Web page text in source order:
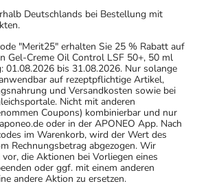
Deutschlands bei Bestellung mit
"Merit25" erhalten Sie 25 % Rabatt auf
Gel-Creme Oil Control LSF 50+, 50 ml
01.08.2026 bis 31.08.2026. Nur solange
auf rezeptpflichtige Artikel,
und Versandkosten sowie bei
Nicht mit anderen
Coupons) kombinierbar und nur
oder in der APONEO App. Nach
im Warenkorb, wird der Wert des
Rechnungsbetrag abgezogen. Wir
die Aktionen bei Vorliegen eines
oder ggf. mit einem anderen
andere Aktion zu ersetzen.